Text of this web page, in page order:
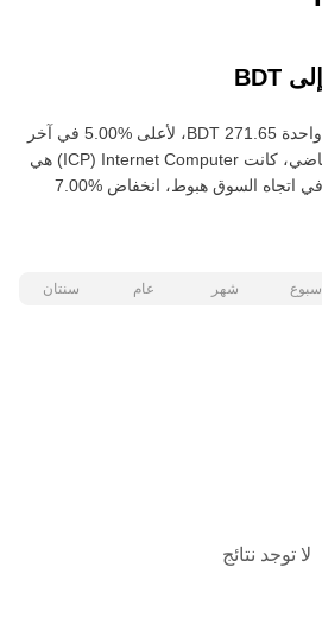
اعتبارًا من اليوم، تعادل ICP واحدة ‏‎‏‎271.65‏‏ BDT‏، لأعلى‏ ‏‎5.00‎%‎‏ في آخر
24 ساعة. وخلال الأسبوع الماضي، كانت Internet Computer‏ (ICP) هي
أسبوع شهر عام سنتان
لا توجد نتائج